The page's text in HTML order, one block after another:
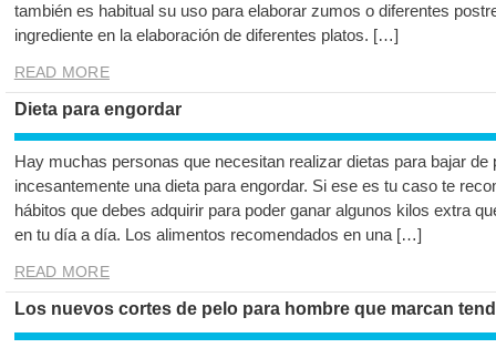
también es habitual su uso para elaborar zumos o diferentes
ingrediente en la elaboración de diferentes platos. […]
READ MORE
Dieta para engordar
Hay muchas personas que necesitan realizar dietas para bajar
incesantemente una dieta para engordar. Si ese es tu caso te
hábitos que debes adquirir para poder ganar algunos kilos extra
en tu día a día. Los alimentos recomendados en una […]
READ MORE
Los nuevos cortes de pelo para hombre que marcan